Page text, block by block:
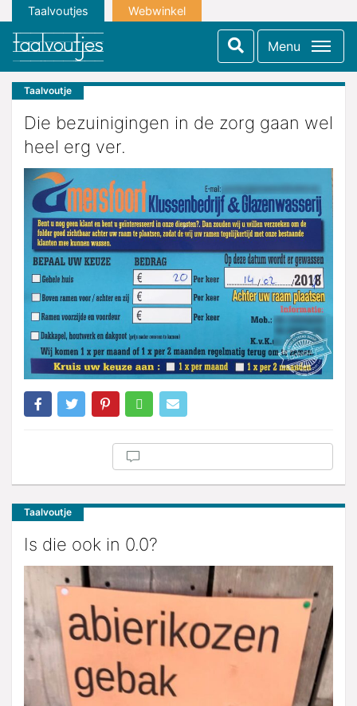
Taalvoutjes Webwinkel
Menu
Taalvoutje
Die bezuinigingen in de zorg gaan wel
heel erg ver.
Taalvoutje
Is die ook in 0.0?